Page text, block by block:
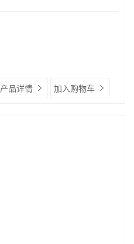
产品详情 加入购物车